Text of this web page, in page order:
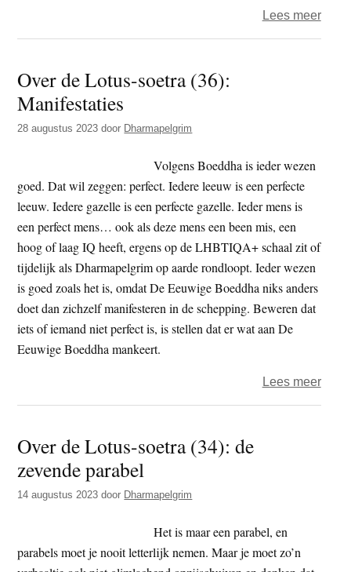
Lees meerover
Over de Lotus-soetra (36):
Manifestaties
28 augustus 2023 door Dharmapelgrim
Volgens Boeddha is ieder wezen
goed. Dat wil zeggen: perfect. Iedere leeuw is een perfecte
leeuw. Iedere gazelle is een perfecte gazelle. Ieder mens is
een perfect mens… ook als deze mens een been mis, een
hoog of laag IQ heeft, ergens op de LHBTIQA+ schaal zit of
tijdelijk als Dharmapelgrim op aarde rondloopt. Ieder wezen
is goed zoals het is, omdat De Eeuwige Boeddha niks anders
doet dan zichzelf manifesteren in de schepping. Beweren dat
iets of iemand niet perfect is, is stellen dat er wat aan De
Eeuwige Boeddha mankeert.
Lees meerover
Over de Lotus-soetra (34): de
zevende parabel
14 augustus 2023 door Dharmapelgrim
Het is maar een parabel, en
parabels moet je nooit letterlijk nemen. Maar je moet zo’n